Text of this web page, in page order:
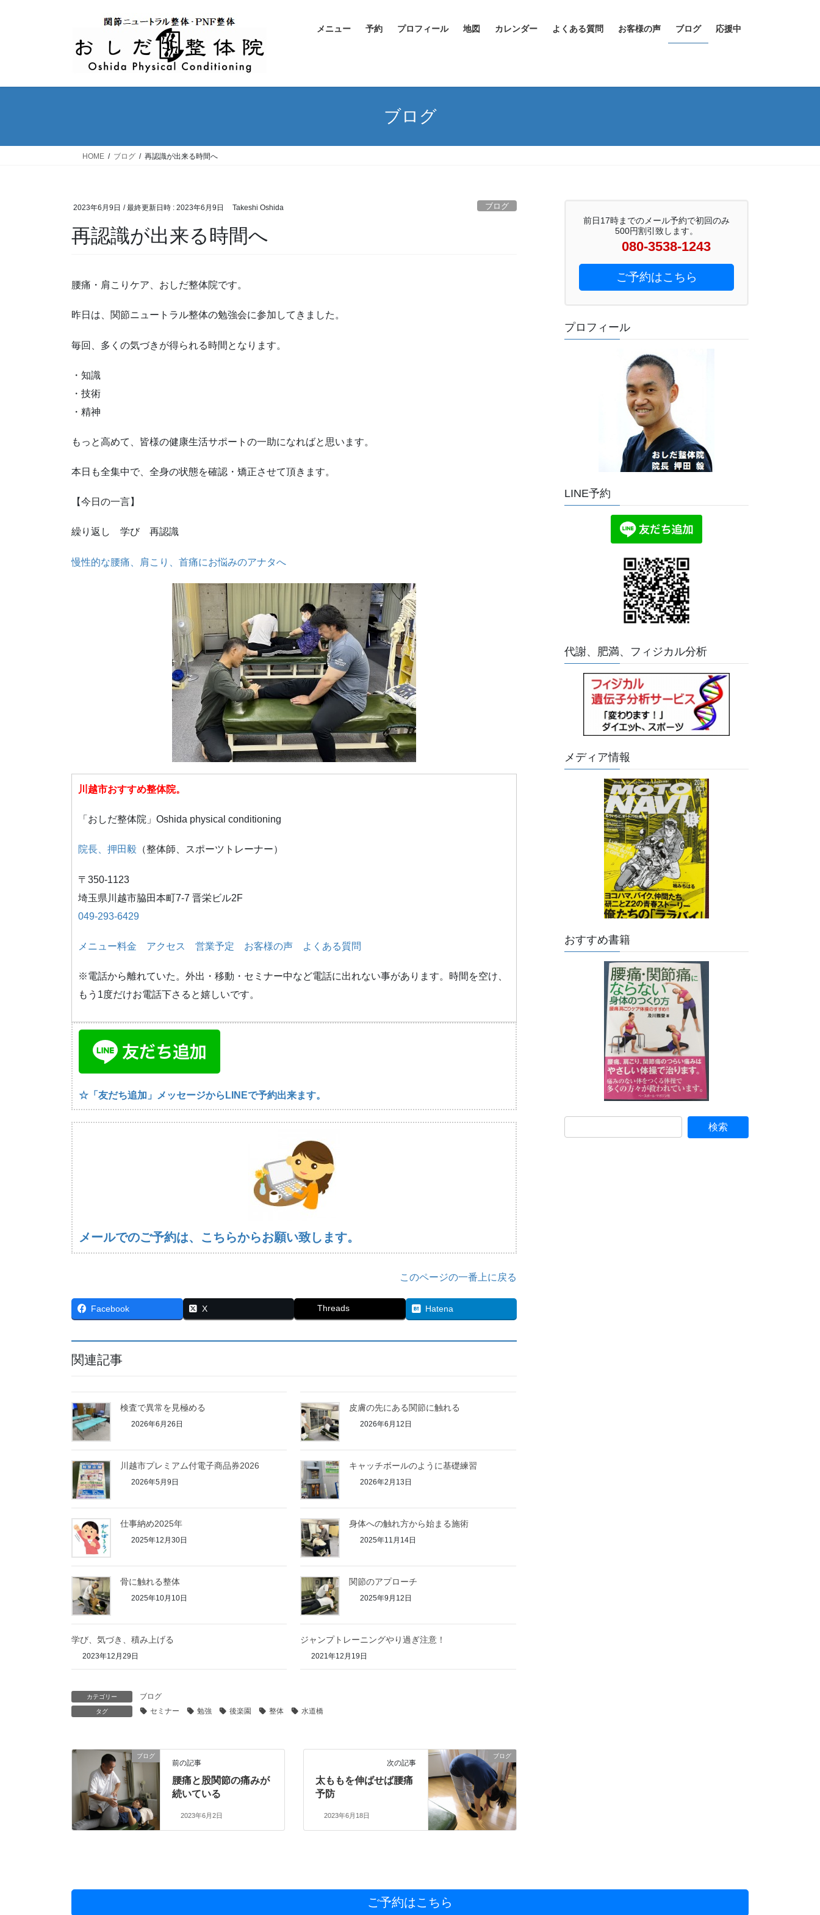
メニュー 予約 プロフィール 地図 カレンダー よくある質問 お客様の声 ブログ 応援中
ブログ
HOME ブログ 再認識が出来る時間へ
2023年6月9日 / 最終更新日時 : 2023年6月9日 Takeshi Oshida ブログ
再認識が出来る時間へ
腰痛・肩こりケア、おしだ整体院です。
昨日は、関節ニュートラル整体の勉強会に参加してきました。
毎回、多くの気づきが得られる時間となります。
・知識
・技術
・精神
もっと高めて、皆様の健康生活サポートの一助になればと思います。
本日も全集中で、全身の状態を確認・矯正させて頂きます。
【今日の一言】
繰り返し 学び 再認識
慢性的な腰痛、肩こり、首痛にお悩みのアナタへ
川越市おすすめ整体院。
「おしだ整体院」Oshida physical conditioning
院長、押田毅 （整体師、スポーツトレーナー）
〒350-1123
埼玉県川越市脇田本町7-7 晋栄ビル2F
049-293-6429
メニュー料金 アクセス 営業予定 お客様の声 よくある質問
※電話から離れていた。外出・移動・セミナー中など電話に出れない事があります。時間を空け、
もう1度だけお電話下さると嬉しいです。
☆「友だち追加」メッセージからLINEで予約出来ます。
メールでのご予約は、こちらからお願い致します。
このページの一番上に戻る
Facebook X Threads Hatena
関連記事
検査で異常を見極める
2026年6月26日
皮膚の先にある関節に触れる
2026年6月12日
川越市プレミアム付電子商品券2026
2026年5月9日
キャッチボールのように基礎練習
2026年2月13日
仕事納め2025年
2025年12月30日
身体への触れ方から始まる施術
2025年11月14日
骨に触れる整体
2025年10月10日
関節のアプローチ
2025年9月12日
学び、気づき、積み上げる
2023年12月29日
ジャンプトレーニングやり過ぎ注意！
2021年12月19日
カテゴリー ブログ
タグ セミナー 勉強 後楽園 整体 水道橋
ブログ
前の記事
腰痛と股関節の痛みが
続いている
2023年6月2日
ブログ
次の記事
太ももを伸ばせば腰痛
予防
2023年6月18日
前日17時までのメール予約で初回のみ
500円割引致します。
080-3538-1243
ご予約はこちら
プロフィール
LINE予約
代謝、肥満、フィジカル分析
メディア情報
おすすめ書籍
ご予約はこちら